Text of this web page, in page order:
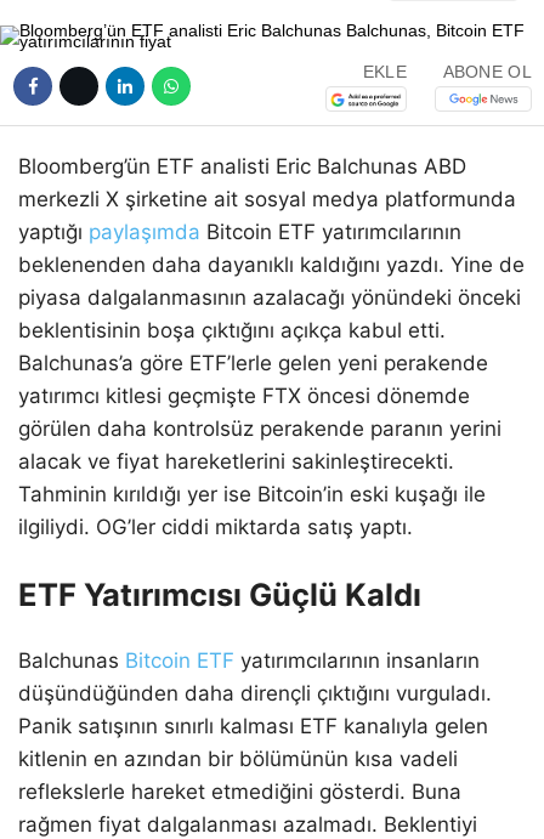
EKLE ABONE OL
Bloomberg’ün ETF analisti Eric Balchunas ABD
merkezli X şirketine ait sosyal medya platformunda
yaptığı paylaşımda Bitcoin ETF yatırımcılarının
beklenenden daha dayanıklı kaldığını yazdı. Yine de
piyasa dalgalanmasının azalacağı yönündeki önceki
beklentisinin boşa çıktığını açıkça kabul etti.
Balchunas’a göre ETF’lerle gelen yeni perakende
yatırımcı kitlesi geçmişte FTX öncesi dönemde
görülen daha kontrolsüz perakende paranın yerini
alacak ve fiyat hareketlerini sakinleştirecekti.
Tahminin kırıldığı yer ise Bitcoin’in eski kuşağı ile
ilgiliydi. OG’ler ciddi miktarda satış yaptı.
ETF Yatırımcısı Güçlü Kaldı
Balchunas Bitcoin ETF yatırımcılarının insanların
düşündüğünden daha dirençli çıktığını vurguladı.
Panik satışının sınırlı kalması ETF kanalıyla gelen
kitlenin en azından bir bölümünün kısa vadeli
reflekslerle hareket etmediğini gösterdi. Buna
rağmen fiyat dalgalanması azalmadı. Beklentiyi